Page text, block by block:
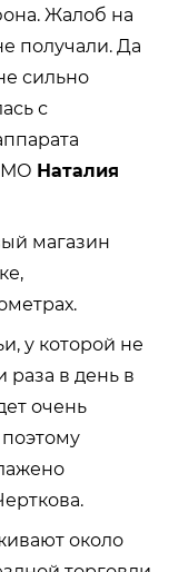
Жалоб на
получали. Да
сильно
с
МО Наталия
магазин
у которой не
в день в
очень
около